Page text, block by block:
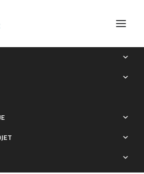
génomique dans PROPSY
scientifiques